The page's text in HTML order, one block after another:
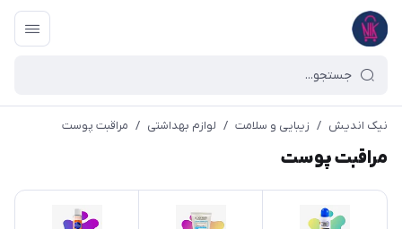
نیک اندیش / زیبایی و سلامت / لوازم بهداشتی / مراقبت پوست
مراقبت پوست